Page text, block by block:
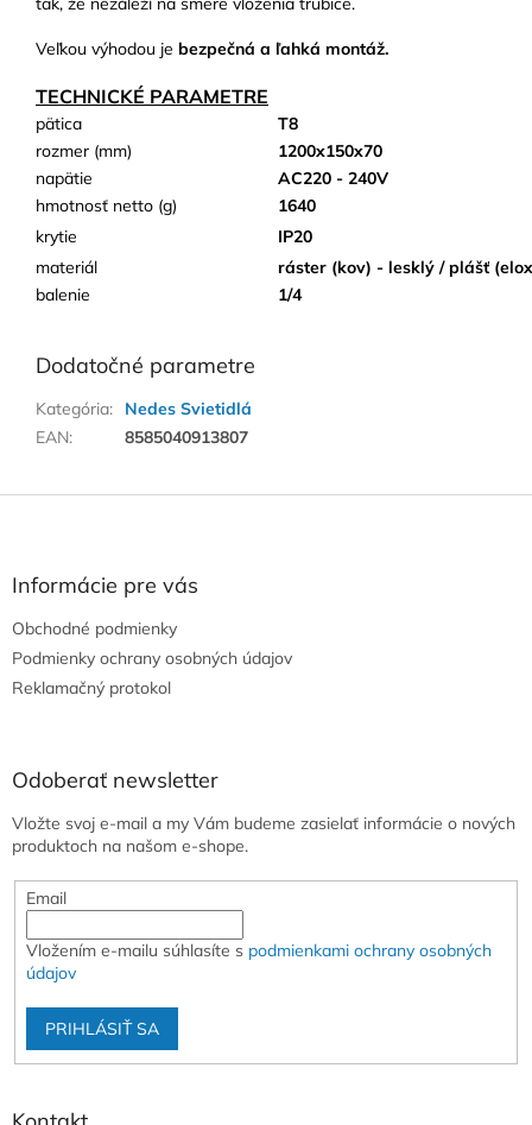
Veľkou výhodou je bezpečná a ľahká montáž.
TECHNICKÉ PARAMETRE
pätica
T8
rozmer (mm)
1200x150x70
napätie
AC220 - 240V
hmotnosť netto (g)
1640
krytie
IP20
materiál
ráster (kov) - lesklý / plášť
balenie
1/4
Dodatočné parametre
Kategória:
Nedes Svietidlá
EAN: 8585040913807
Informácie pre vás
Obchodné podmienky
Podmienky ochrany osobných údajov
Reklamačný protokol
Odoberať newsletter
Vložte svoj e-mail a my Vám budeme zasielať informácie o nových
produktoch na našom e-shope.
Email
Vložením e-mailu súhlasíte s podmienkami ochrany osobných
údajov
PRIHLÁSIŤ SA